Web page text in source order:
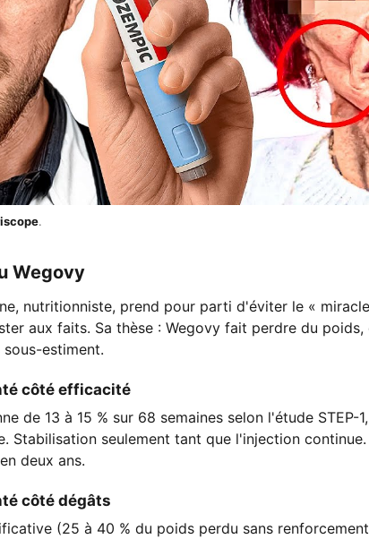
.
Wegovy
nutritionniste, prend pour parti d'éviter le «
aux faits. Sa thèse : Wegovy fait perdre du
estiment.
côté efficacité
de 13 à 15 % sur 68 semaines selon l'étude
Stabilisation seulement tant que l'injection
deux ans.
côté dégâts
(25 à 40 % du poids perdu sans